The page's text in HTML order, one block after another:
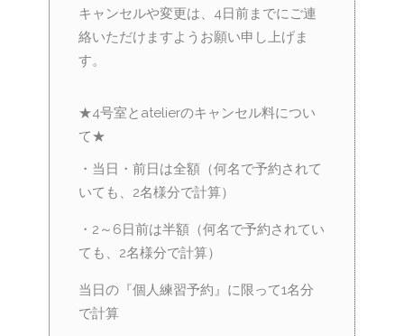
キャンセルや変更は、4日前までにご連
絡いただけますようお願い申し上げま
す。
★4号室とatelierのキャンセル料につい
て★
・当日・前日は全額（何名で予約されて
いても、2名様分で計算）
・2～6日前は半額（何名で予約されてい
ても、2名様分で計算）
当日の『個人練習予約』に限って1名分
で計算